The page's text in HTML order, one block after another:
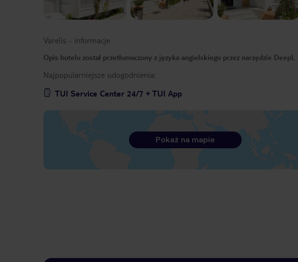
Varelis - informacje
Opis hotelu został przetłumaczony z języka angielskiego przez narzędzie DeepL
Najpopularniejsze udogodnienia:
TUI Service Center 24/7 + TUI App
Pokaż na mapie